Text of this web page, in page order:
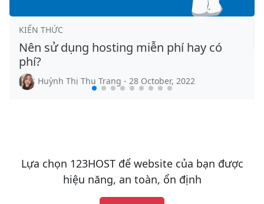
KIẾN THỨC
Nên sử dụng hosting miễn phí hay có
phí?
Huỳnh Thị Thu Trang - 28 October, 2022
Lựa chọn 123HOST để website của bạn được
hiệu năng, an toàn, ổn định